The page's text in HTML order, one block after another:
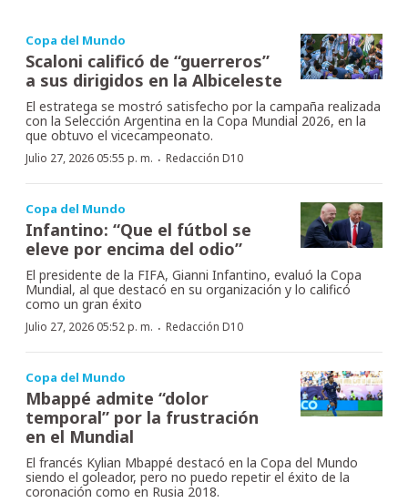
Copa del Mundo
Scaloni calificó de “guerreros”
a sus dirigidos en la Albiceleste
El estratega se mostró satisfecho por la campaña realizada
con la Selección Argentina en la Copa Mundial 2026, en la
que obtuvo el vicecampeonato.
Julio 27, 2026 05:55 p. m. · Redacción D10
Copa del Mundo
Infantino: “Que el fútbol se
eleve por encima del odio”
El presidente de la FIFA, Gianni Infantino, evaluó la Copa
Mundial, al que destacó en su organización y lo calificó
como un gran éxito
Julio 27, 2026 05:52 p. m. · Redacción D10
Copa del Mundo
Mbappé admite “dolor
temporal” por la frustración
en el Mundial
El francés Kylian Mbappé destacó en la Copa del Mundo
siendo el goleador, pero no puedo repetir el éxito de la
coronación como en Rusia 2018.